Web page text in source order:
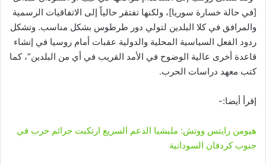
[في حالة خسارة سوريا]، ولكنها تفتقر حالياً إلى الاتفاقيات الرسمية
والمرافق في كلا البلدين لتولي دور طرطوس بشكل مناسب. وتشكل
ردود الفعل السياسية المحلية والدولية عقبات أمام روسيا في إنشاء
قاعدة أخرى عالية الوضوح في الأمد القريب في أي من البلدين”، كما
كتب معهد دراسات الحرب.
إقرأ أيضا:-
هيومن رايتس ووتش: مليشيا الدعم السريع ارتكبت جرائم حرب في
جنوب كردفان السودانية